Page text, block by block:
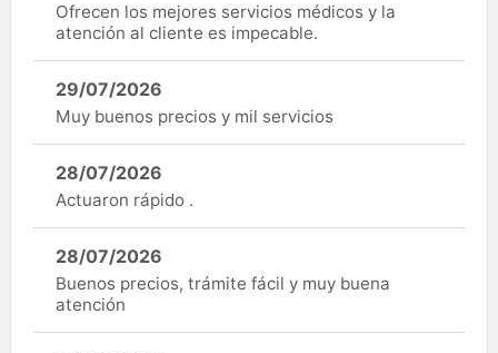
Ofrecen los mejores servicios médicos y la
atención al cliente es impecable.
29/07/2026
Muy buenos precios y mil servicios
28/07/2026
Actuaron rápido .
28/07/2026
Buenos precios, trámite fácil y muy buena
atención